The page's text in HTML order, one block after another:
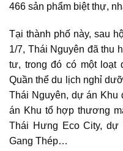
466 sản phẩm biệt thự,
Tại thành phố này, sau
1/7, Thái Nguyên đã thu
tư, trong đó có một
Quần thể du lịch nghỉ
Thái Nguyên, dự án Khu
án Khu tổ hợp thương
Thái Hưng Eco City,
Gang Thép…